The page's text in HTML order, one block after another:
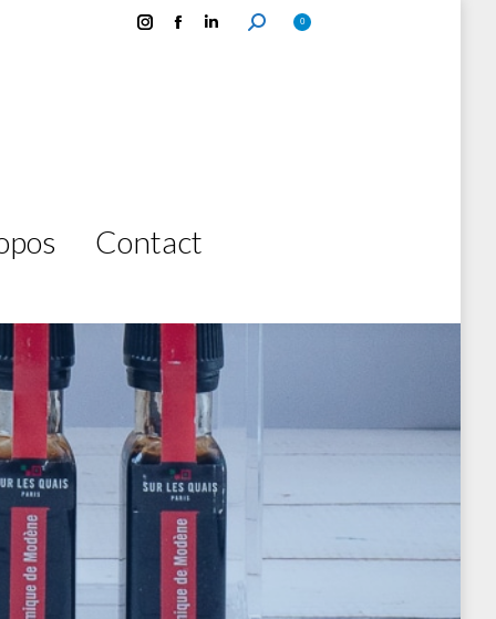
0
Contact